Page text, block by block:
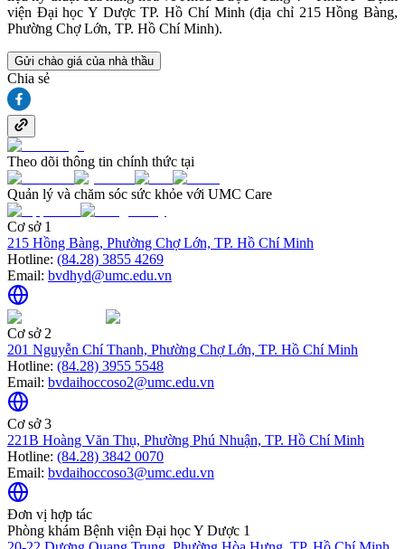
viện Đại học Y Dược TP. Hồ Chí Minh (địa chỉ 215 Hồng Bàng,
Phường Chợ Lớn, TP. Hồ Chí Minh).
Gửi chào giá của nhà thầu
Chia sẻ
Theo dõi thông tin chính thức tại
Quản lý và chăm sóc sức khỏe với UMC Care
Cơ sở 1
215 Hồng Bàng, Phường Chợ Lớn, TP. Hồ Chí Minh
Hotline: (84.28) 3855 4269
Email: bvdhyd@umc.edu.vn
Cơ sở 2
201 Nguyễn Chí Thanh, Phường Chợ Lớn, TP. Hồ Chí Minh
Hotline: (84.28) 3955 5548
Email: bvdaihoccoso2@umc.edu.vn
Cơ sở 3
221B Hoàng Văn Thụ, Phường Phú Nhuận, TP. Hồ Chí Minh
Hotline: (84.28) 3842 0070
Email: bvdaihoccoso3@umc.edu.vn
Đơn vị hợp tác
Phòng khám Bệnh viện Đại học Y Dược 1